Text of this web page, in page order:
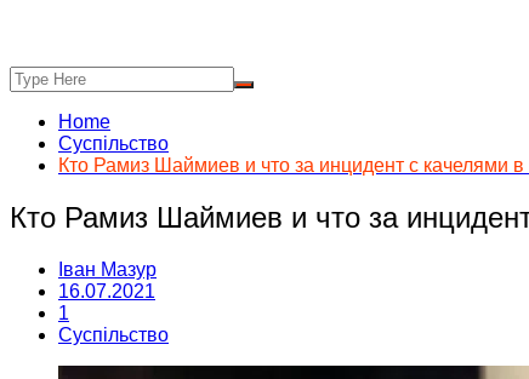
Home
Суспільство
Кто Рамиз Шаймиев и что за инцидент с качелями
Кто Рамиз Шаймиев и что за
Іван Мазур
16.07.2021
1
Суспільство